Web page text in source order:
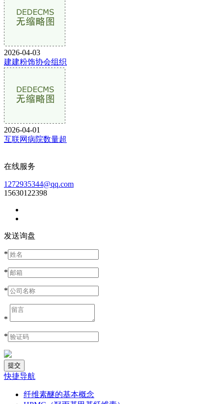
2026-04-03
建建粉饰协会组织
2026-04-01
互联网病院数量超
在线服务
1272935344@qq.com
15630122398
发送询盘
*
*
*
*
*
快捷导航
纤维素醚的基本概念